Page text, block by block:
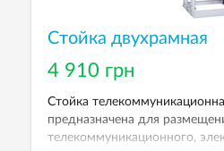
Стойка двухрамная
4 910 грн
Стойка
предназначена для
телекоммуникационного,